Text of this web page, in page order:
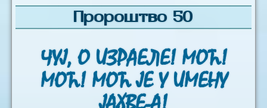
Пророштво 50
ЧУЈ, О ИЗРАЕЛЕ! МОЋ!
МОЋ! МОЋ ЈЕ У ИМЕНУ